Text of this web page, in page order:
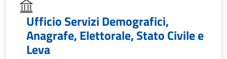
Ufficio Servizi Demografici,
Anagrafe, Elettorale, Stato Civile e
Leva